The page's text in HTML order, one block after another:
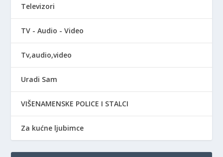
Televizori
TV - Audio - Video
Tv,audio,video
Uradi Sam
VIŠENAMENSKE POLICE I STALCI
Za kućne ljubimce